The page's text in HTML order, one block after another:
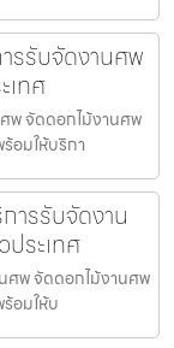
รรับจัดงานศพ
เทศ
พ จัดดอกไม้งานศพ
อมให้บริกา
ารรับจัดงาน
ระเทศ
ศพ จัดดอกไม้งานศพ
อมให้บ